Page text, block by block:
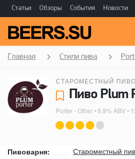
Статьи Обзоры События Новости
Главная Стили пива
СТАРОМЕСТНЫЙ
Porter - Other• 6.9% ABV •
Пивоварня:
Староместный